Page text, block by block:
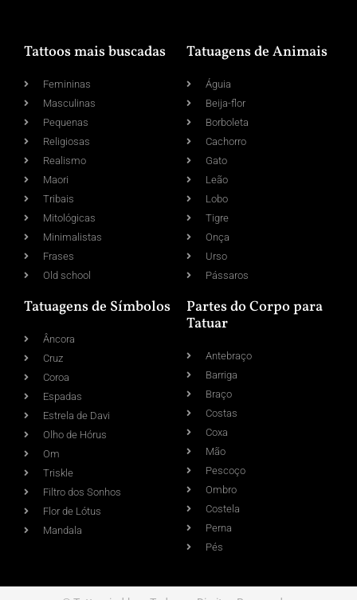
Tattoos mais buscadas
Femininas
Masculinas
Pequenas
Religiosas
Realismo
Maori
Tribais
Mitológicas
Minimalistas
Frases
Old school
Tatuagens de Animais
Águia
Beija-flor
Borboleta
Cachorro
Gato
Leão
Lobo
Tigre
Onça
Urso
Pássaros
Tatuagens de Símbolos
Âncora
Cruz
Coroa
Espadas
Estrela de Davi
Olho de Hórus
Om
Triskle
Filtro dos Sonhos
Flor de Lótus
Mandala
Partes do Corpo para
Tatuar
Antebraço
Barriga
Braço
Costas
Coxa
Mão
Pescoço
Ombro
Costela
Perna
Pés